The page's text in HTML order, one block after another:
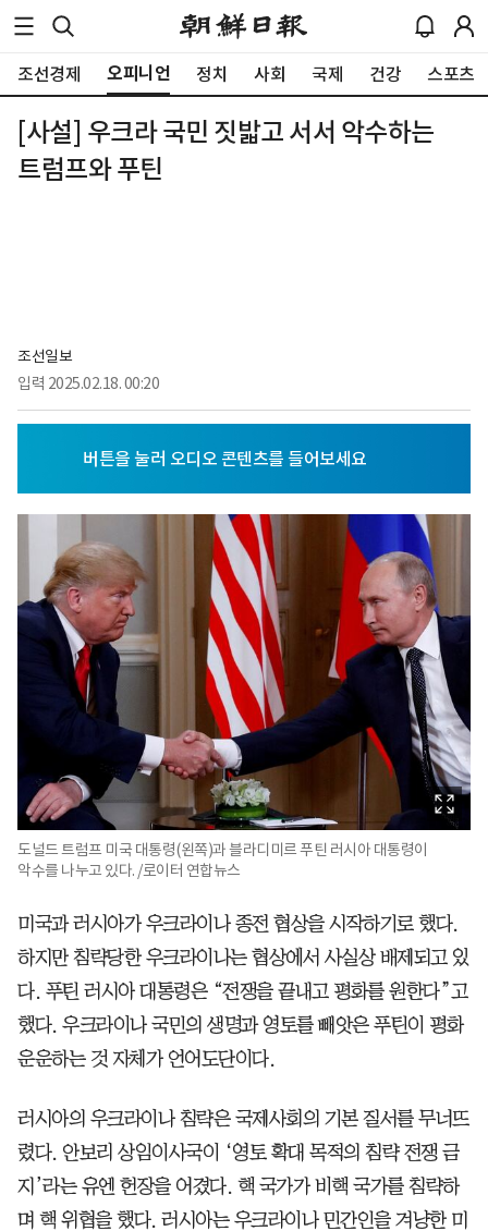
조선경제 오피니언 정치 사회 국제 건강 스포츠
[사설] 우크라 국민 짓밟고 서서 악수하는
트럼프와 푸틴
조선일보
입력 2025.02.18. 00:20
도널드 트럼프 미국 대통령(왼쪽)과 블라디미르 푸틴 러시아 대통령이
악수를 나누고 있다. /로이터 연합뉴스
미국과 러시아가 우크라이나 종전 협상을 시작하기로 했다.
하지만 침략당한 우크라이나는 협상에서 사실상 배제되고 있
다. 푸틴 러시아 대통령은 “전쟁을 끝내고 평화를 원한다”고
했다. 우크라이나 국민의 생명과 영토를 빼앗은 푸틴이 평화
운운하는 것 자체가 언어도단이다.
러시아의 우크라이나 침략은 국제사회의 기본 질서를 무너뜨
렸다. 안보리 상임이사국이 ‘영토 확대 목적의 침략 전쟁 금
지’라는 유엔 헌장을 어겼다. 핵 국가가 비핵 국가를 침략하
며 핵 위협을 했다. 러시아는 우크라이나 민간인을 겨냥한 미